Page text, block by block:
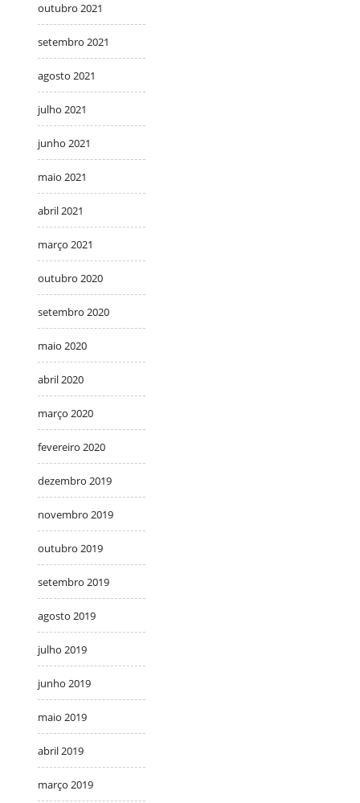
outubro 2021
setembro 2021
agosto 2021
julho 2021
junho 2021
maio 2021
abril 2021
março 2021
outubro 2020
setembro 2020
maio 2020
abril 2020
março 2020
fevereiro 2020
dezembro 2019
novembro 2019
outubro 2019
setembro 2019
agosto 2019
julho 2019
junho 2019
maio 2019
abril 2019
março 2019